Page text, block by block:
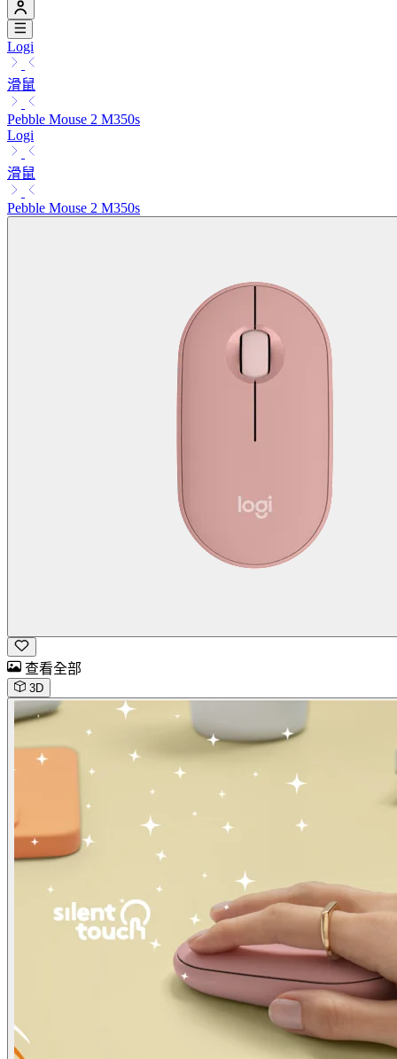
Logi
滑鼠
Pebble Mouse 2 M350s
Logi
滑鼠
Pebble Mouse 2 M350s
查看全部
3D